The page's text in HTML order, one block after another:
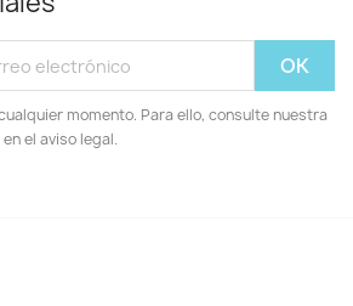
momento. Para ello, consulte nuestra
el aviso legal.